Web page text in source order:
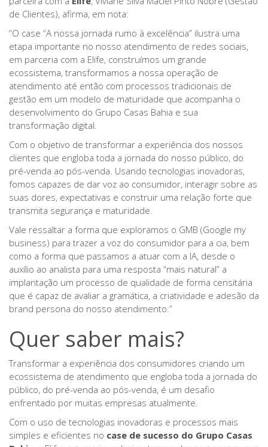
de Clientes), afirma, em nota:
“O case “A nossa jornada rumo à excelência” ilustra uma
etapa importante no nosso atendimento de redes sociais,
em parceria com a Elife, construímos um grande
ecossistema, transformamos a nossa operação de
atendimento até então com processos tradicionais de
gestão em um modelo de maturidade que acompanha o
desenvolvimento do Grupo Casas Bahia e sua
transformação digital.
Com o objetivo de transformar a experiência dos nossos
clientes que engloba toda a jornada do nosso público, do
pré-venda ao pós-venda. Usando tecnologias inovadoras,
fomos capazes de dar voz ao consumidor, interagir sobre as
suas dores, expectativas e construir uma relação forte que
transmita segurança e maturidade.
Vale ressaltar a forma que exploramos o GMB (Google my
business) para trazer a voz do consumidor para a cia, bem
como a forma que passamos a atuar com a IA, desde o
auxílio ao analista para uma resposta “mais natural” a
implantação um processo de qualidade de forma censitária
que é capaz de avaliar a gramática, a criatividade e adesão da
brand persona do nosso atendimento.”
Quer saber mais?
Transformar a experiência dos consumidores criando um
ecossistema de atendimento que engloba toda a jornada do
público, do pré-venda ao pós-venda, é um desafio
enfrentado por muitas empresas atualmente.
Com o uso de tecnologias inovadoras e processos mais
simples e eficientes no case de sucesso do Grupo Casas